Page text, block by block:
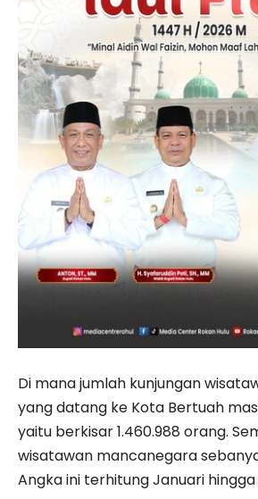
Di mana jumlah kunjungan
yang datang ke Kota Bertuah
yaitu berkisar 1.460.988 orang.
wisatawan mancanegara
Angka ini terhitung Januari hingga